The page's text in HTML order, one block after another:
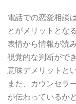
電話での恋愛相談
とがメリットとな
表情から情報が読
視覚的な判断がで
意味デメリットと
また、カウンセラ
が伝わっているか